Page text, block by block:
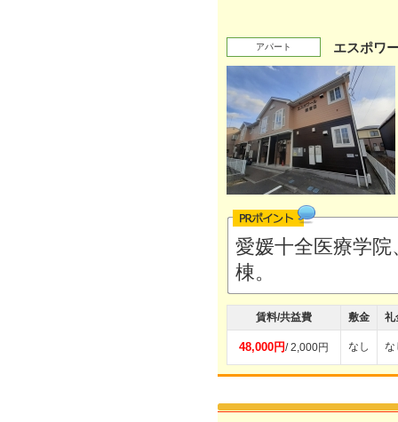
アパート エスポワ
愛媛十全医療学
棟。
賃料/共益費 敷金 礼
48,000円/ 2,000円 なし な